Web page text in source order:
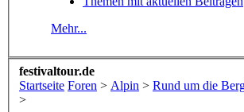
Mehr...
festivaltour.de
Startseite Foren > Alpin > Rund um die
>